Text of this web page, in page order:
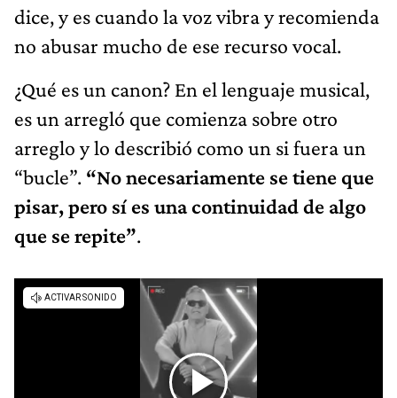
dice, y es cuando la voz vibra y recomienda
no abusar mucho de ese recurso vocal.
¿Qué es un canon? En el lenguaje musical,
es un arregló que comienza sobre otro
arreglo y lo describió como un si fuera un
“bucle”. “No necesariamente se tiene que
pisar, pero sí es una continuidad de algo
que se repite”.